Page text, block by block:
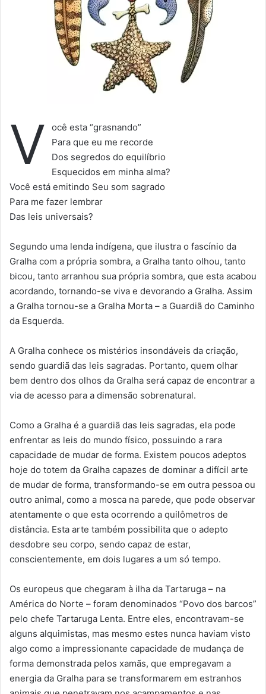
V
ocê esta “grasnando”
Para que eu me recorde
Dos segredos do equilíbrio
Esquecidos em minha alma?
Você está emitindo Seu som sagrado
Para me fazer lembrar
Das leis universais?
Segundo uma lenda indígena, que ilustra o fascínio da
Gralha com a própria sombra, a Gralha tanto olhou, tanto
bicou, tanto arranhou sua própria sombra, que esta acabou
acordando, tornando-se viva e devorando a Gralha. Assim
a Gralha tornou-se a Gralha Morta – a Guardiã do Caminho
da Esquerda.
A Gralha conhece os mistérios insondáveis da criação,
sendo guardiã das leis sagradas. Portanto, quem olhar
bem dentro dos olhos da Gralha será capaz de encontrar a
via de acesso para a dimensão sobrenatural.
Como a Gralha é a guardiã das leis sagradas, ela pode
enfrentar as leis do mundo físico, possuindo a rara
capacidade de mudar de forma. Existem poucos adeptos
hoje do totem da Gralha capazes de dominar a difícil arte
de mudar de forma, transformando-se em outra pessoa ou
outro animal, como a mosca na parede, que pode observar
atentamente o que esta ocorrendo a quilômetros de
distância. Esta arte também possibilita que o adepto
desdobre seu corpo, sendo capaz de estar,
conscientemente, em dois lugares a um só tempo.
Os europeus que chegaram à ilha da Tartaruga – na
América do Norte – foram denominados “Povo dos barcos”
pelo chefe Tartaruga Lenta. Entre eles, encontravam-se
alguns alquimistas, mas mesmo estes nunca haviam visto
algo como a impressionante capacidade de mudança de
forma demonstrada pelos xamãs, que empregavam a
energia da Gralha para se transformarem em estranhos